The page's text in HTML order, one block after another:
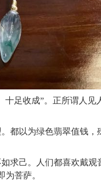
足收成”。正所谓人见
以为绿色翡翠值钱，
己。人们都喜欢戴观
菩萨。